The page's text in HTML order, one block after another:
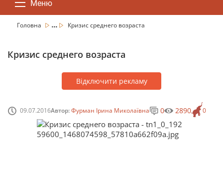
Меню
Головна ... Кризис среднего возраста
Кризис среднего возраста
Відключити рекламу
09.07.2016Автор:Фурман Ірина Миколаївна 0
0 2890